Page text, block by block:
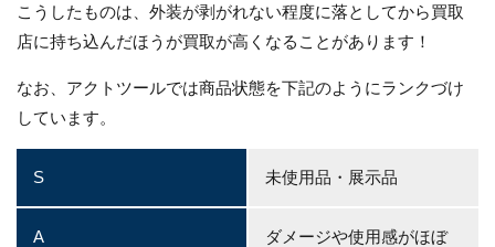
こうしたものは、外装が剥がれない程度に落としてから買取
店に持ち込んだほうが買取が高くなることがあります！
なお、アクトツールでは商品状態を下記のようにランクづけ
しています。
S 未使用品・展示品
A
ダメージや使用感がほぼ